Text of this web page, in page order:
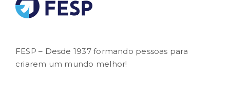
FESP – Desde 1937 formando pessoas para
criarem um mundo melhor!